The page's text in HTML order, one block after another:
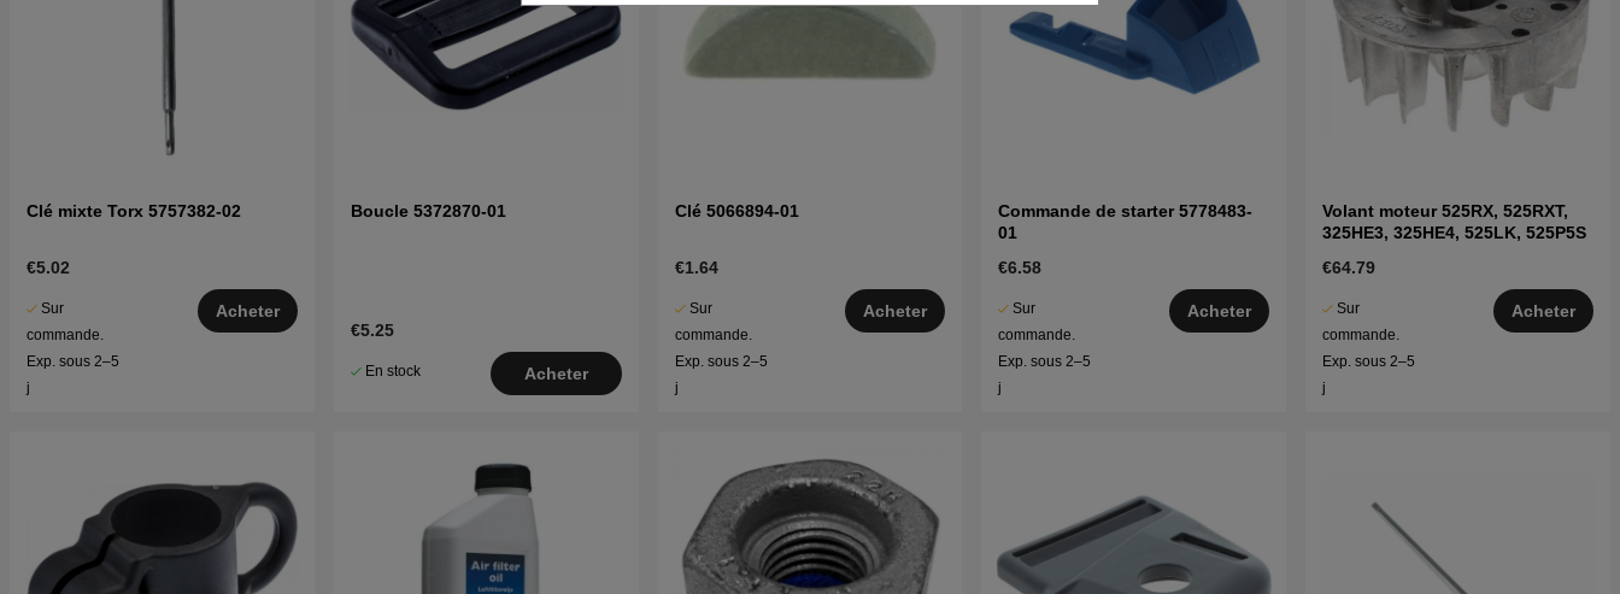
Clé mixte Torx 5757382-02
€5.02
Sur
commande.
Exp. sous 2–5
j
Acheter
Boucle 5372870-01
€5.25
En stock Acheter
Clé 5066894-01
€1.64
Sur
commande.
Exp. sous 2–5
j
Acheter
Commande de starter 5778483-
01
€6.58
Sur
commande.
Exp. sous 2–5
j
Acheter
Volant moteur 525RX, 525RXT,
325HE3, 325HE4, 525LK, 525P5S
€64.79
Sur
commande.
Exp. sous 2–5
j
Acheter